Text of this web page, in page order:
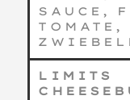
SAUCE,
TOMATE,
LIMITS